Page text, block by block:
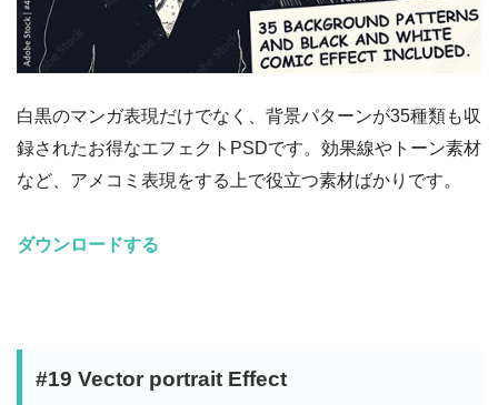
白黒のマンガ表現だけでなく、背景パターンが35種類も収
録されたお得なエフェクトPSDです。効果線やトーン素材
など、アメコミ表現をする上で役立つ素材ばかりです。
ダウンロードする
#19 Vector portrait Effect